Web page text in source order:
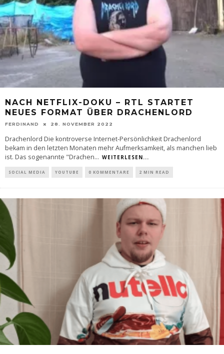
NACH NETFLIX-DOKU – RTL STARTET
NEUES FORMAT ÜBER DRACHENLORD
FERDINAND 28. NOVEMBER 2022
Drachenlord Die kontroverse Internet-Persönlichkeit Drachenlord
bekam in den letzten Monaten mehr Aufmerksamkeit, als manchen lieb
ist. Das sogenannte "Drachen... WEITERLESEN...
SOCIAL MEDIA YOUTUBE 0 KOMMENTARE 2 MIN READ